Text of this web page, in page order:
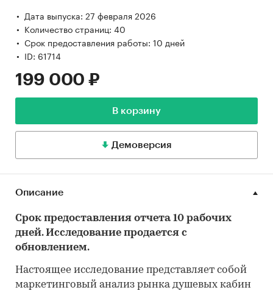
Дата выпуска: 27 февраля 2026
Количество страниц: 40
Срок предоставления работы: 10 дней
ID: 61714
199 000 ₽
В корзину
Демоверсия
Описание
Срок предоставления отчета 10 рабочих
дней. Исследование продается с
обновлением.
Настоящее исследование представляет собой
маркетинговый анализ рынка душевых кабин